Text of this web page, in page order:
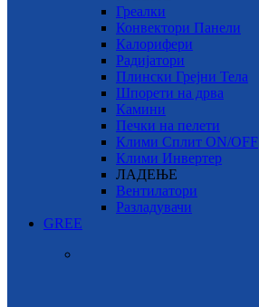
Греалки
Конвектори Панели
Калорифери
Радијатори
Плински Грејни Тела
Шпорети на дрва
Камини
Печки на пелети
Клими Сплит ON/OFF
Клими Инвертер
ЛАДЕЊЕ
Вентилатори
Разладувачи
GREE